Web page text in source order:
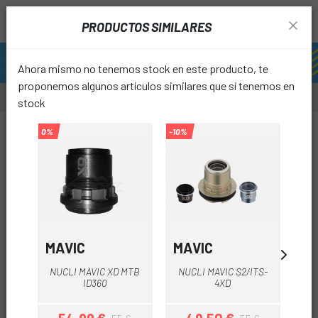
PRODUCTOS SIMILARES
Ahora mismo no tenemos stock en este producto, te
proponemos algunos artículos similares que sí tenemos en
stock
0%
MAVIC
NUCLI MAVIC XD MTB
ID360
-10%
MAVIC
NUCLI MAVIC S2/ITS-
4XD